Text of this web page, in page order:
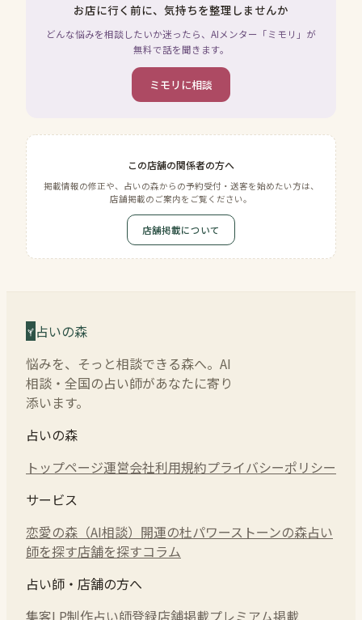
お店に行く前に、気持ちを整理しませんか
どんな悩みを相談したいか迷ったら、AIメンター「ミモリ」が
無料で話を聞きます。
ミモリに相談
この店舗の関係者の方へ
掲載情報の修正や、占いの森からの予約受付・送客を始めたい方は、
店舗掲載のご案内をご覧ください。
店舗掲載について
占いの森
悩みを、そっと相談できる森へ。AI
相談・全国の占い師があなたに寄り
添います。
占いの森
トップページ運営会社利用規約プライバシーポリシー
サービス
恋愛の森（AI相談） 開運の杜パワーストーンの森占い
師を探す店舗を探すコラム
占い師・店舗の方へ
集客LP制作占い師登録店舗掲載プレミアム掲載